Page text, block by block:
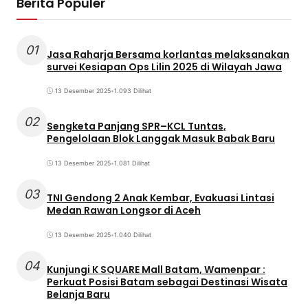
01
Jasa Raharja Bersama korlantas melaksanakan
survei Kesiapan Ops Lilin 2025 di Wilayah Jawa
13 Desember 2025•1.093 Dilihat
02 Sengketa Panjang SPR–KCL Tuntas,
Pengelolaan Blok Langgak Masuk Babak Baru
13 Desember 2025•1.081 Dilihat
03 TNI Gendong 2 Anak Kembar, Evakuasi Lintasi
Medan Rawan Longsor di Aceh
13 Desember 2025•1.040 Dilihat
04 Kunjungi K SQUARE Mall Batam, Wamenpar :
Perkuat Posisi Batam sebagai Destinasi Wisata
Belanja Baru